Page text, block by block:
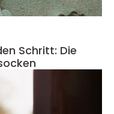
Schritt: Die